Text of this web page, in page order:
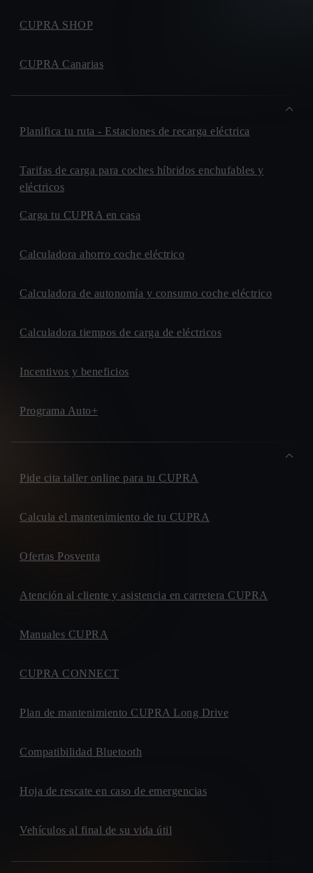
CUPRA SHOP
CUPRA Canarias
Planifica tu ruta - Estaciones de recarga eléctrica
Tarifas de carga para coches híbridos enchufables y
eléctricos
Carga tu CUPRA en casa
Calculadora ahorro coche eléctrico
Calculadora de autonomía y consumo coche eléctrico
Calculadora tiempos de carga de eléctricos
Incentivos y beneficios
Programa Auto+
Pide cita taller online para tu CUPRA
Calcula el mantenimiento de tu CUPRA
Ofertas Posventa
Atención al cliente y asistencia en carretera CUPRA
Manuales CUPRA
CUPRA CONNECT
Plan de mantenimiento CUPRA Long Drive
Compatibilidad Bluetooth
Hoja de rescate en caso de emergencias
Vehículos al final de su vida útil